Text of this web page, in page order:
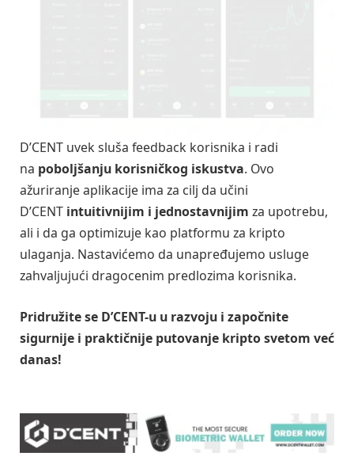
D’CENT uvek sluša feedback korisnika i radi
na poboljšanju korisničkog iskustva. Ovo
ažuriranje aplikacije ima za cilj da učini
D’CENT intuitivnijim i jednostavnijim za upotrebu,
ali i da ga optimizuje kao platformu za kripto
ulaganja. Nastavićemo da unapređujemo usluge
zahvaljujući dragocenim predlozima korisnika.
Pridružite se D’CENT-u u razvoju i započnite
sigurnije i praktičnije putovanje kripto svetom već
danas!